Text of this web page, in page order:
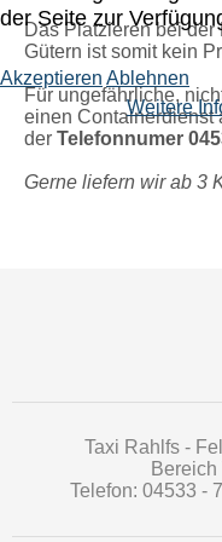
- Bauschutt etc.
-Für nicht
wir Ihnen
Das Platzieren bei
Gütern ist somit kein
Für ungefährliche,
einen Containerdienst
der Telefonnumer
Gerne liefern wir ab 3
Taxi Rahlfs -
Telefon: 04533 -
der Seite zur
Akzeptieren Ablehnen
Weitere